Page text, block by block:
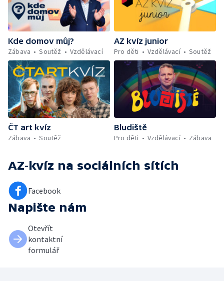
Kde domov můj?
Zábava
Soutěž Vzdělávací
AZ kvíz junior
Pro děti
Vzdělávací Soutěž
ČT art kvíz
Zábava
Soutěž
Bludiště
Pro děti
Vzdělávací Zábava
AZ-kvíz na sociálních sítích
Facebook
Napište nám
Otevřít
kontaktní
formulář